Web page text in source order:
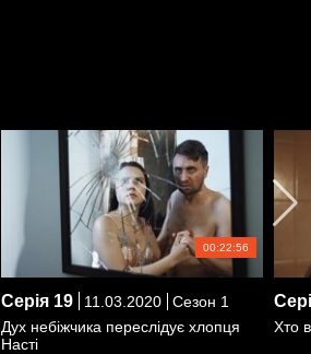
00:22:56
Серія 19 11.03.2020
Сезон 1
Дух небіжчика переслідує хлопця
Насті
Хто